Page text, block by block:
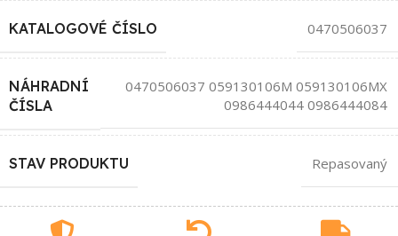
KATALOGOVÉ ČÍSLO 0470506037
NÁHRADNÍ
ČÍSLA
0470506037 059130106M 059130106MX
0986444044 0986444084
STAV PRODUKTU Repasovaný